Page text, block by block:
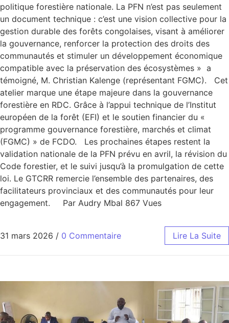
politique forestière nationale. La PFN n’est pas seulement
un document technique : c’est une vision collective pour la
gestion durable des forêts congolaises, visant à améliorer
la gouvernance, renforcer la protection des droits des
communautés et stimuler un développement économique
compatible avec la préservation des écosystèmes » a
témoigné, M. Christian Kalenge (représentant FGMC). Cet
atelier marque une étape majeure dans la gouvernance
forestière en RDC. Grâce à l’appui technique de l’Institut
européen de la forêt (EFI) et le soutien financier du «
programme gouvernance forestière, marchés et climat
(FGMC) » de FCDO. Les prochaines étapes restent la
validation nationale de la PFN prévu en avril, la révision du
Code forestier, et le suivi jusqu’à la promulgation de cette
loi. Le GTCRR remercie l’ensemble des partenaires, des
facilitateurs provinciaux et des communautés pour leur
engagement. Par Audry Mbal 867 Vues
31 mars 2026 / 0 Commentaire Lire La Suite